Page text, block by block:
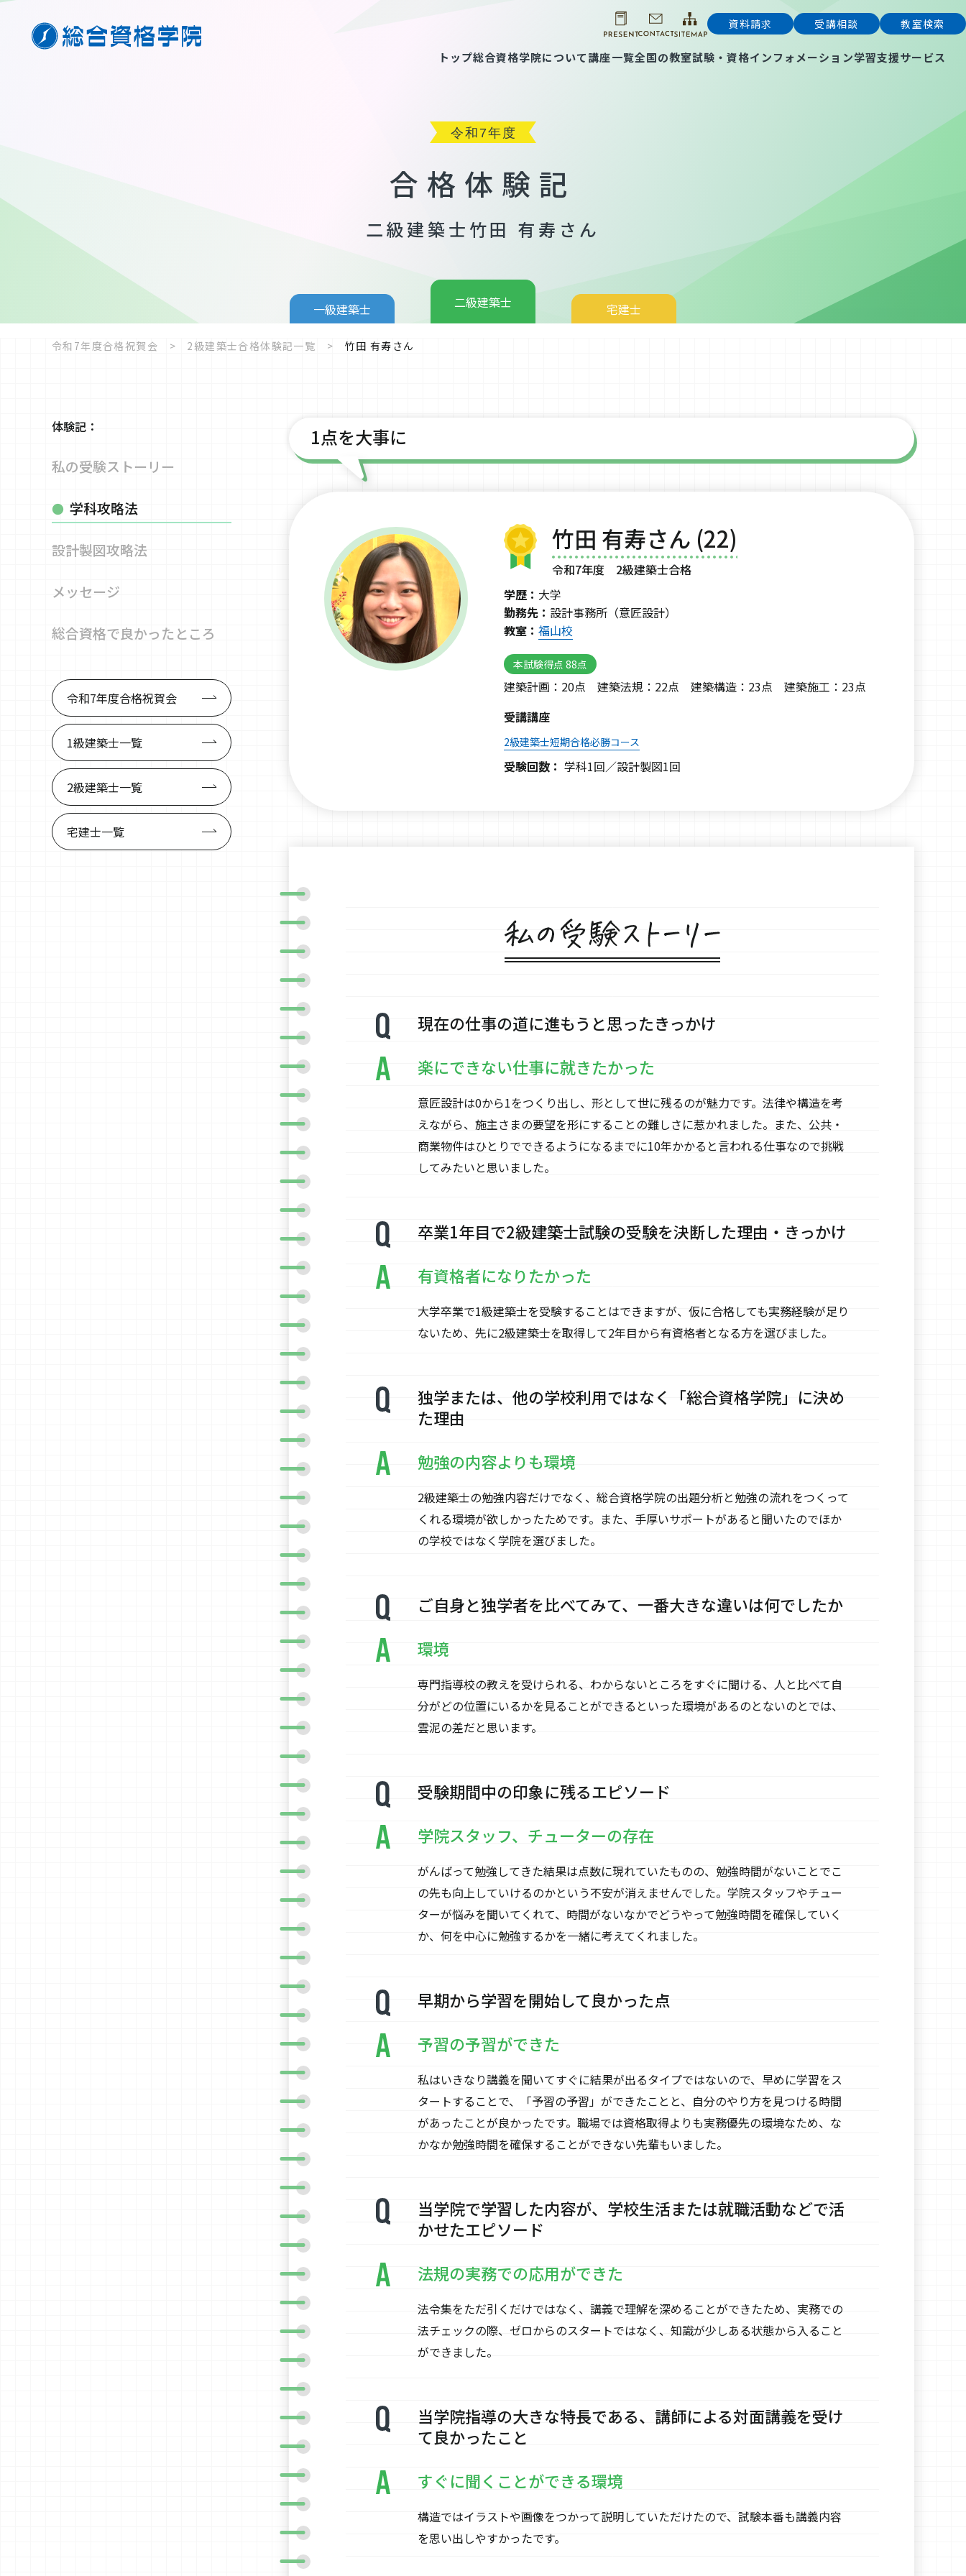
トップ総合資格学院について講座一覧全国の教室試験・資格インフォメーション学習支援サービス
資料請求 受講相談 教室検索
合格体験記
二級建築士 竹田 有寿さん
一級建築士 二級建築士 宅建士
令和7年度合格祝賀会 2級建築士合格体験記一覧 竹田 有寿さん
1点を大事に
竹田 有寿さん (22)
令和7年度 2級建築士合格
学歴： 大学
勤務先： 設計事務所（意匠設計）
教室： 福山校
本試験得点 88点
建築計画：20点 建築法規：22点 建築構造：23点 建築施工：23点
受講講座
2級建築士短期合格必勝コース
受験回数： 学科1回／設計製図1回
現在の仕事の道に進もうと思ったきっかけ
楽にできない仕事に就きたかった
意匠設計は0から1をつくり出し、形として世に残るのが魅力です。法律や構造を考
えながら、施主さまの要望を形にすることの難しさに惹かれました。また、公共・
商業物件はひとりでできるようになるまでに10年かかると言われる仕事なので挑戦
してみたいと思いました。
卒業1年目で2級建築士試験の受験を決断した理由・きっかけ
有資格者になりたかった
大学卒業で1級建築士を受験することはできますが、仮に合格しても実務経験が足り
ないため、先に2級建築士を取得して2年目から有資格者となる方を選びました。
独学または、他の学校利用ではなく「総合資格学院」に決め
た理由
勉強の内容よりも環境
2級建築士の勉強内容だけでなく、総合資格学院の出題分析と勉強の流れをつくって
くれる環境が欲しかったためです。また、手厚いサポートがあると聞いたのでほか
の学校ではなく学院を選びました。
ご自身と独学者を比べてみて、一番大きな違いは何でしたか
環境
専門指導校の教えを受けられる、わからないところをすぐに聞ける、人と比べて自
分がどの位置にいるかを見ることができるといった環境があるのとないのとでは、
雲泥の差だと思います。
受験期間中の印象に残るエピソード
学院スタッフ、チューターの存在
がんばって勉強してきた結果は点数に現れていたものの、勉強時間がないことでこ
の先も向上していけるのかという不安が消えませんでした。学院スタッフやチュー
ターが悩みを聞いてくれて、時間がないなかでどうやって勉強時間を確保していく
か、何を中心に勉強するかを一緒に考えてくれました。
早期から学習を開始して良かった点
予習の予習ができた
私はいきなり講義を聞いてすぐに結果が出るタイプではないので、早めに学習をス
タートすることで、「予習の予習」ができたことと、自分のやり方を見つける時間
があったことが良かったです。職場では資格取得よりも実務優先の環境なため、な
かなか勉強時間を確保することができない先輩もいました。
当学院で学習した内容が、学校生活または就職活動などで活
かせたエピソード
法規の実務での応用ができた
法令集をただ引くだけではなく、講義で理解を深めることができたため、実務での
法チェックの際、ゼロからのスタートではなく、知識が少しある状態から入ること
ができました。
当学院指導の大きな特長である、講師による対面講義を受け
て良かったこと
すぐに聞くことができる環境
構造ではイラストや画像をつかって説明していただけたので、試験本番も講義内容
を思い出しやすかったです。
体験記：
私の受験ストーリー
学科攻略法
設計製図攻略法
メッセージ
総合資格で良かったところ
令和7年度合格祝賀会
1級建築士一覧
2級建築士一覧
宅建士一覧